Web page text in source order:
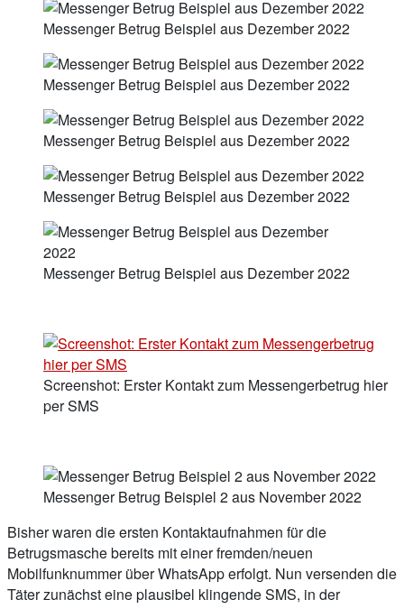
Messenger Betrug Beispiel aus Dezember 2022
Messenger Betrug Beispiel aus Dezember 2022
Messenger Betrug Beispiel aus Dezember 2022
Messenger Betrug Beispiel aus Dezember 2022
Messenger Betrug Beispiel aus Dezember 2022
Screenshot: Erster Kontakt zum Messengerbetrug hier
per SMS
Messenger Betrug Beispiel 2 aus November 2022
Bisher waren die ersten Kontaktaufnahmen für die
Betrugsmasche bereits mit einer fremden/neuen
Mobilfunknummer über WhatsApp erfolgt. Nun versenden die
Täter zunächst eine plausibel klingende SMS, in der